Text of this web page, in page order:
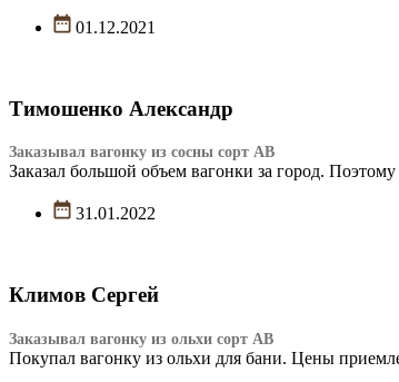
01.12.2021
Тимошенко Александр
Заказывал вагонку из сосны сорт АВ
Заказал большой объем вагонки за город.
31.01.2022
Климов Сергей
Заказывал вагонку из ольхи сорт АВ
Покупал вагонку из ольхи для бани. Цены